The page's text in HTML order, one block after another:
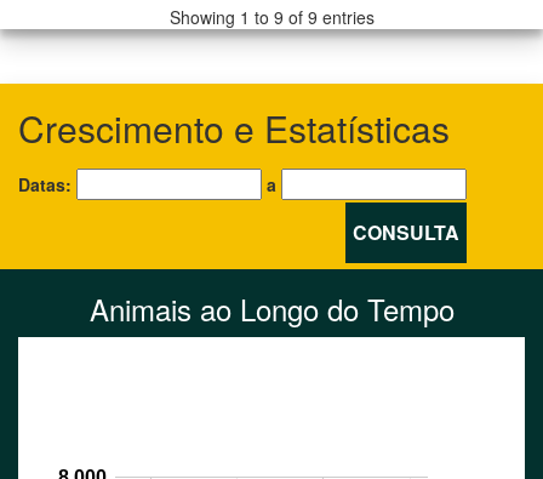
Showing 1 to 9 of 9 entries
Crescimento e Estatísticas
Datas: a
CONSULTA
Animais ao Longo do Tempo